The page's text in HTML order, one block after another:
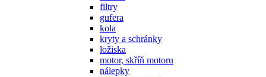
filtry
gufera
kola
kryty a schránky
ložiska
motor, skříň motoru
nálepky